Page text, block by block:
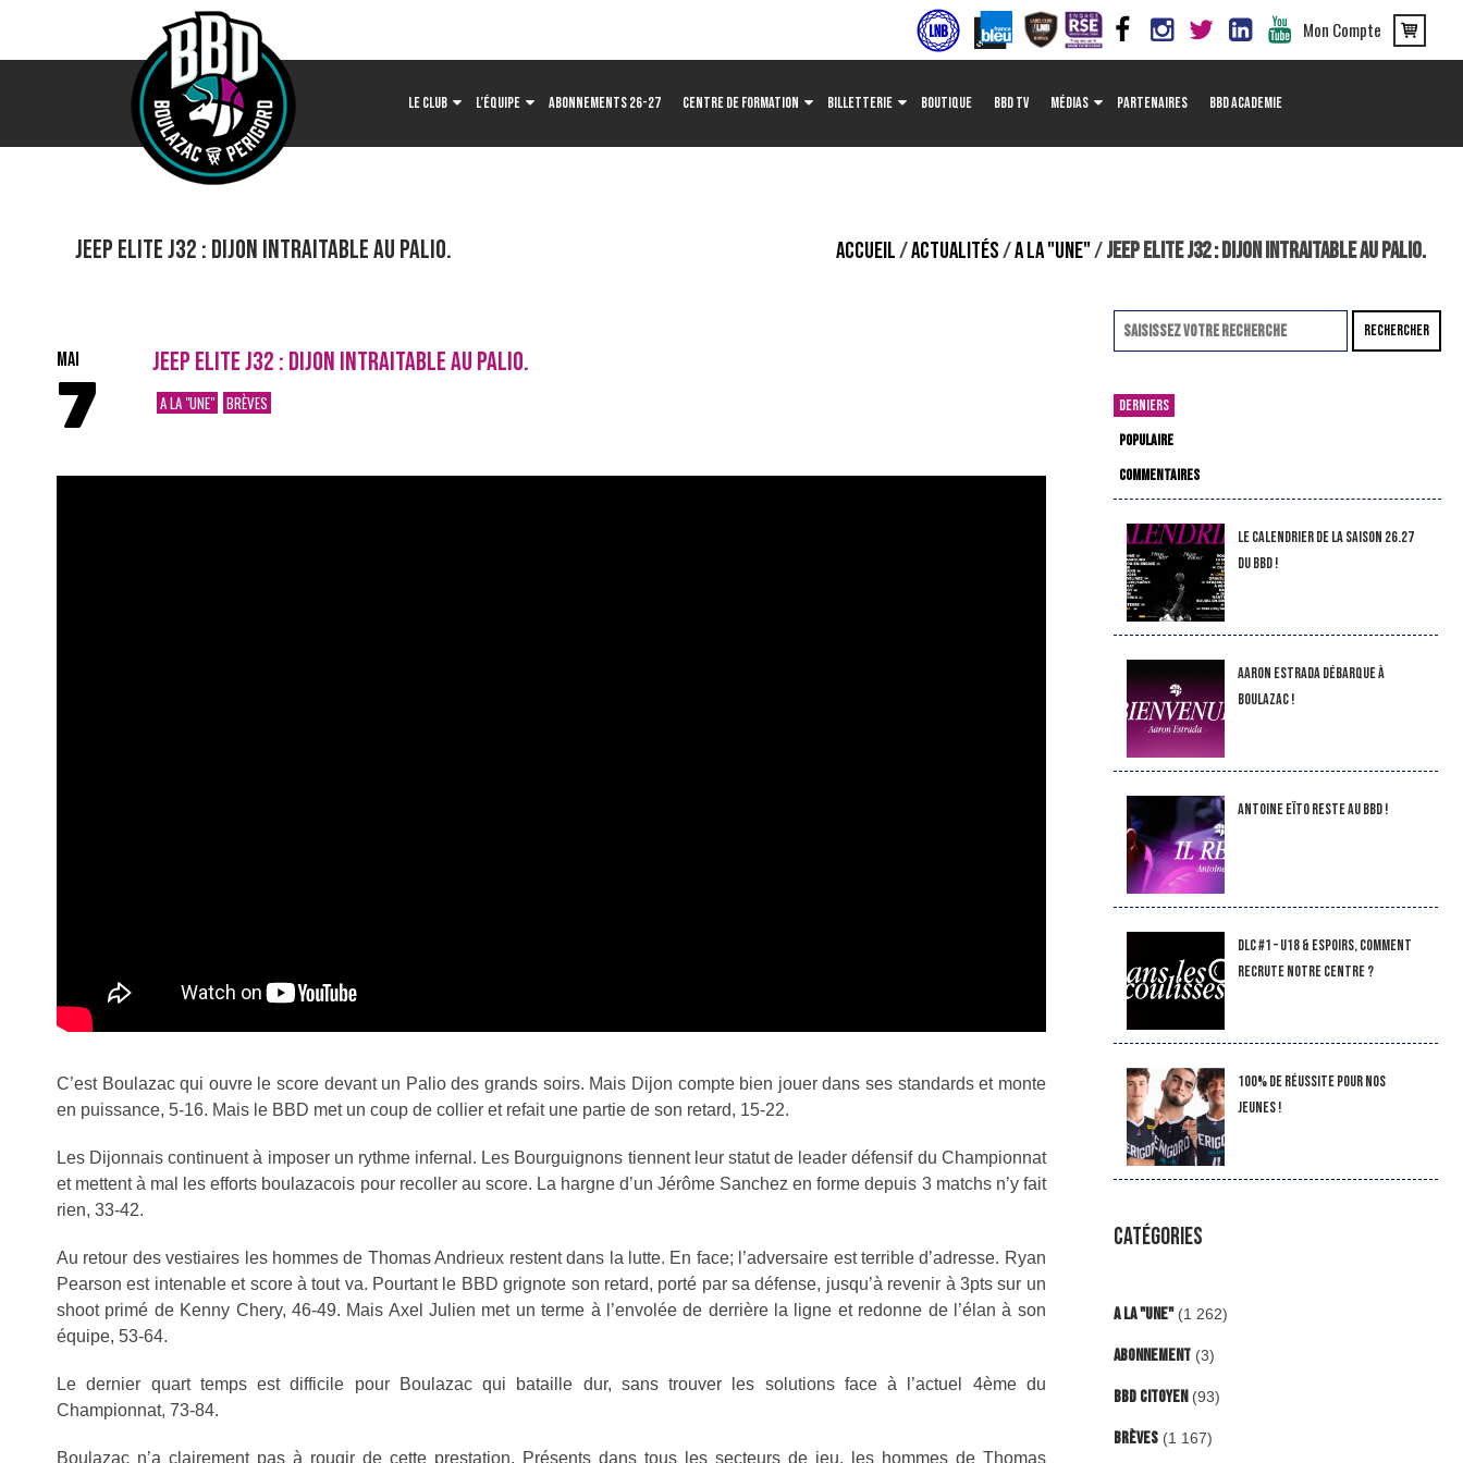
Mon Compte
LE CLUB L’ÉQUIPE ABONNEMENTS 26-27 CENTRE DE FORMATION BILLETTERIE BOUTIQUE BBD TV MÉDIAS PARTENAIRES BBD ACADEMIE
Jeep ELITE J32 : DIJON INTRAITABLE AU PALIO. ACCUEIL/ACTUALITÉS/A LA "UNE"/JEEP ELITE J32 : DIJON INTRAITABLE AU PALIO.
MAI
7
JEEP ELITE J32 : DIJON INTRAITABLE AU PALIO.
A LA "UNE" BRÈVES
C’est Boulazac qui ouvre le score devant un Palio des grands soirs. Mais Dijon compte bien jouer dans ses standards et monte
en puissance, 5-16. Mais le BBD met un coup de collier et refait une partie de son retard, 15-22.
Les Dijonnais continuent à imposer un rythme infernal. Les Bourguignons tiennent leur statut de leader défensif du Championnat
et mettent à mal les efforts boulazacois pour recoller au score. La hargne d’un Jérôme Sanchez en forme depuis 3 matchs n’y fait
rien, 33-42.
Au retour des vestiaires les hommes de Thomas Andrieux restent dans la lutte. En face; l’adversaire est terrible d’adresse. Ryan
Pearson est intenable et score à tout va. Pourtant le BBD grignote son retard, porté par sa défense, jusqu’à revenir à 3pts sur un
shoot primé de Kenny Chery, 46-49. Mais Axel Julien met un terme à l’envolée de derrière la ligne et redonne de l’élan à son
équipe, 53-64.
Le dernier quart temps est difficile pour Boulazac qui bataille dur, sans trouver les solutions face à l’actuel 4ème du
Championnat, 73-84.
Boulazac n’a clairement pas à rougir de cette prestation. Présents dans tous les secteurs de jeu, les hommes de Thomas
RECHERCHER
DERNIERS
POPULAIRE
COMMENTAIRES
LE CALENDRIER DE LA SAISON 26.27
DU BBD !
Aaron Estrada débarque à
Boulazac !
Antoine Eïto reste au BBD !
DLC #1 – U18 & Espoirs, comment
recrute notre Centre ?
100% de réussite pour nos
jeunes !
CATÉGORIES
A la "Une"(1 262)
Abonnement(3)
BBD Citoyen (93)
Brèves(1 167)